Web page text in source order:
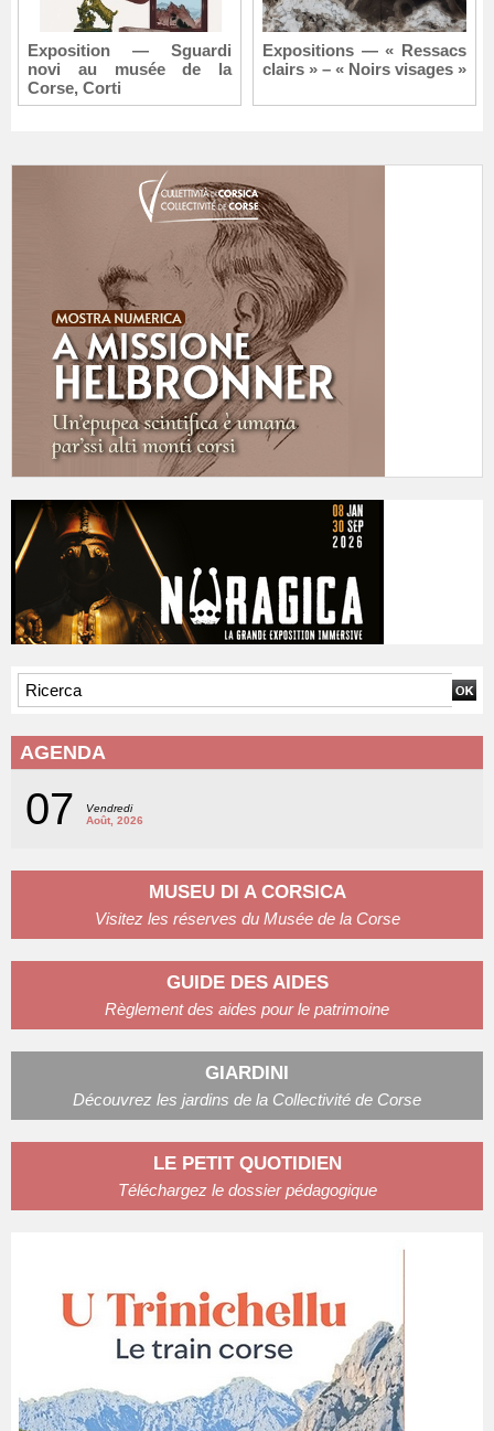
Exposition — Sguardi
novi au musée de la
Corse, Corti
Expositions — « Ressacs
clairs » – « Noirs visages »
AGENDA
07
Vendredi
Août, 2026
MUSEU DI A CORSICA
Visitez les réserves du Musée de la Corse
GUIDE DES AIDES
Règlement des aides pour le patrimoine
GIARDINI
Découvrez les jardins de la Collectivité de Corse
LE PETIT QUOTIDIEN
Téléchargez le dossier pédagogique